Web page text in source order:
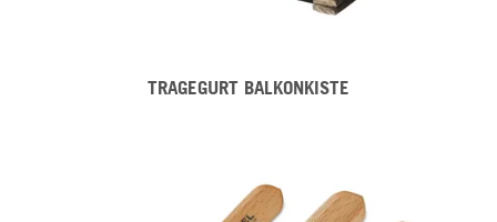
TRAGEGURT BALKONKISTE